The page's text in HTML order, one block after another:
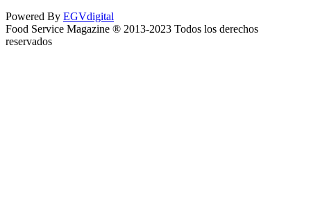
Powered By EGVdigital
Food Service Magazine ® 2013-2023 Todos los derechos
reservados